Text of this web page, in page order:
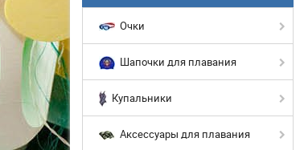
Очки
Шапочки для плавания
Купальники
Аксессуары для плавания